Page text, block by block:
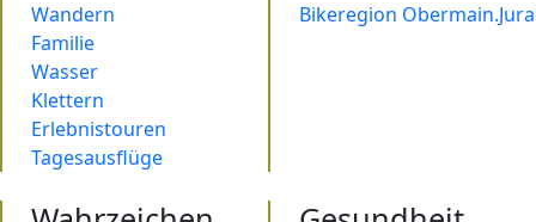
Wandern
Familie
Wasser
Klettern
Erlebnistouren
Tagesausflüge
Bikeregion Obermain.Jura